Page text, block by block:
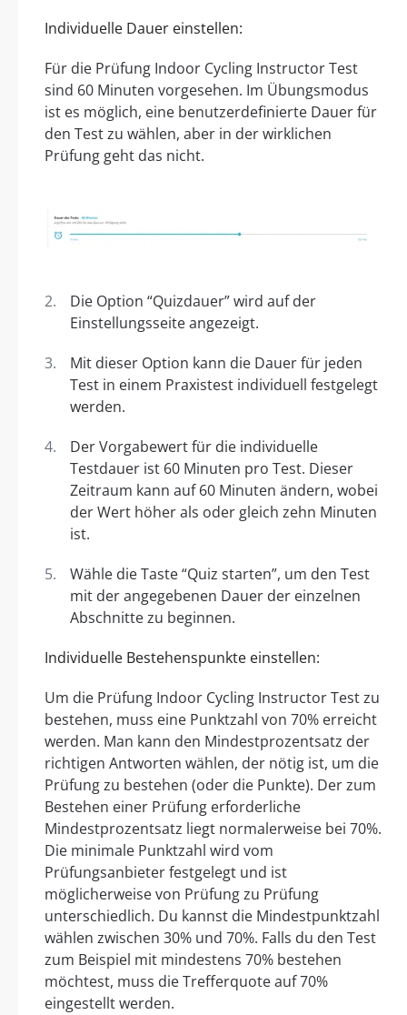
Individuelle Dauer einstellen:
Für die Prüfung Indoor Cycling Instructor Test
sind 60 Minuten vorgesehen. Im Übungsmodus
ist es möglich, eine benutzerdefinierte Dauer für
den Test zu wählen, aber in der wirklichen
Prüfung geht das nicht.
Die Option “Quizdauer” wird auf der
Einstellungsseite angezeigt.
Mit dieser Option kann die Dauer für jeden
Test in einem Praxistest individuell festgelegt
werden.
Der Vorgabewert für die individuelle
Testdauer ist 60 Minuten pro Test. Dieser
Zeitraum kann auf 60 Minuten ändern, wobei
der Wert höher als oder gleich zehn Minuten
ist.
Wähle die Taste “Quiz starten”, um den Test
mit der angegebenen Dauer der einzelnen
Abschnitte zu beginnen.
Individuelle Bestehenspunkte einstellen:
Um die Prüfung Indoor Cycling Instructor Test zu
bestehen, muss eine Punktzahl von 70% erreicht
werden. Man kann den Mindestprozentsatz der
richtigen Antworten wählen, der nötig ist, um die
Prüfung zu bestehen (oder die Punkte). Der zum
Bestehen einer Prüfung erforderliche
Mindestprozentsatz liegt normalerweise bei 70%.
Die minimale Punktzahl wird vom
Prüfungsanbieter festgelegt und ist
möglicherweise von Prüfung zu Prüfung
unterschiedlich. Du kannst die Mindestpunktzahl
wählen zwischen 30% und 70%. Falls du den Test
zum Beispiel mit mindestens 70% bestehen
möchtest, muss die Trefferquote auf 70%
eingestellt werden.